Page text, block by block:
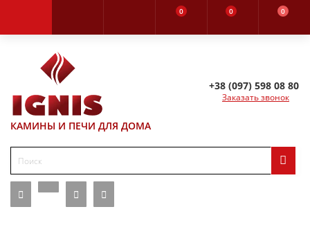
0 0 0
КАМИНЫ И ПЕЧИ ДЛЯ ДОМА
+38 (097) 598 08 80
Заказать звонок